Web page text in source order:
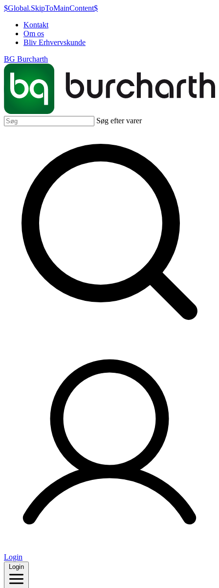
$Global.SkipToMainContent$
Kontakt
Om os
Bliv Erhvervskunde
BG Burcharth
Søg efter varer
Login
Login